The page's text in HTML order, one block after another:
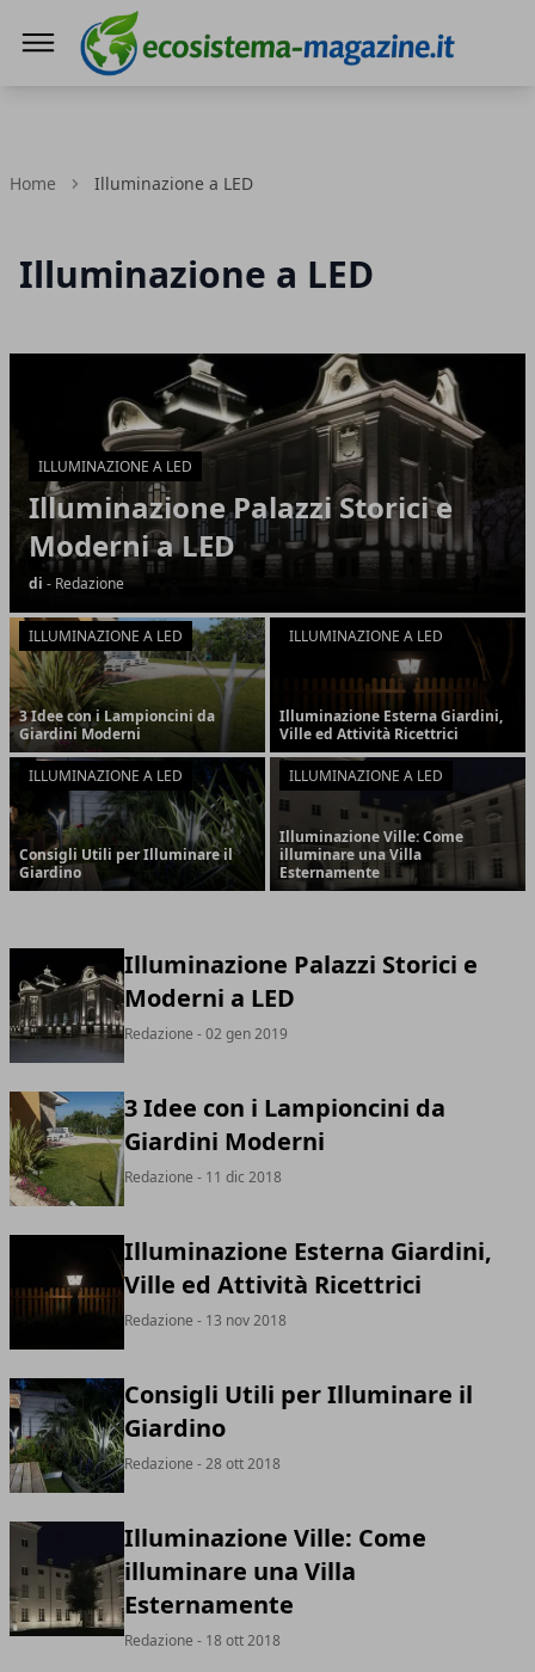
Home Illuminazione a LED
Illuminazione a LED
ILLUMINAZIONE A LED
Illuminazione Palazzi Storici e
Moderni a LED
di - Redazione
ILLUMINAZIONE A LED
3 Idee con i Lampioncini da
Giardini Moderni
ILLUMINAZIONE A LED
Illuminazione Esterna Giardini,
Ville ed Attività Ricettrici
ILLUMINAZIONE A LED
Consigli Utili per Illuminare il
Giardino
ILLUMINAZIONE A LED
Illuminazione Ville: Come
illuminare una Villa
Esternamente
Illuminazione Palazzi Storici e
Moderni a LED
Redazione - 02 gen 2019
3 Idee con i Lampioncini da
Giardini Moderni
Redazione - 11 dic 2018
Illuminazione Esterna Giardini,
Ville ed Attività Ricettrici
Redazione - 13 nov 2018
Consigli Utili per Illuminare il
Giardino
Redazione - 28 ott 2018
Illuminazione Ville: Come
illuminare una Villa
Esternamente
Redazione - 18 ott 2018